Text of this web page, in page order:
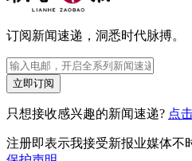
订阅新闻速递，洞悉时代脉搏。
立即订阅
只想接收感兴趣的新闻速递? 点
注册即表示我接受新报业媒体不